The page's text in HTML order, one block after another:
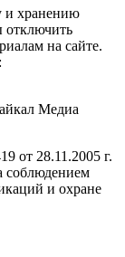
и хранению
на сайте.
Медиа
от 28.11.2005 г.
соблюдением
и охране